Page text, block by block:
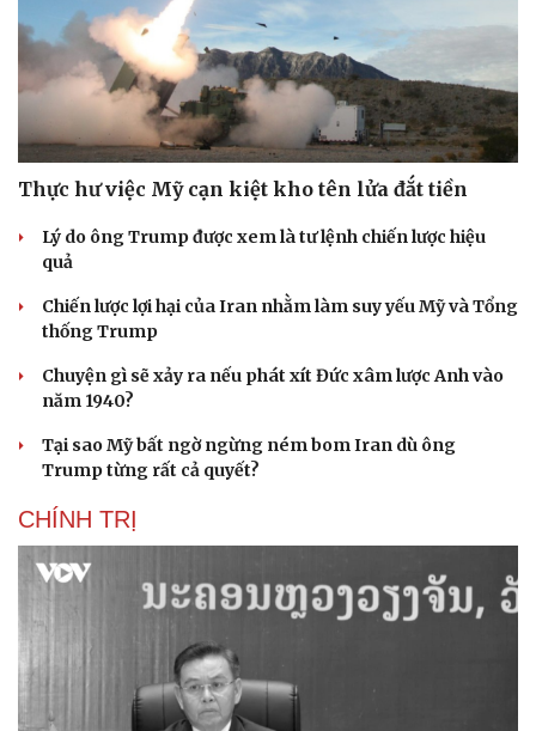
Thực hư việc Mỹ cạn kiệt kho tên lửa đắt tiền
Lý do ông Trump được xem là tư lệnh chiến lược hiệu
quả
Chiến lược lợi hại của Iran nhằm làm suy yếu Mỹ và Tổng
thống Trump
Chuyện gì sẽ xảy ra nếu phát xít Đức xâm lược Anh vào
năm 1940?
Tại sao Mỹ bất ngờ ngừng ném bom Iran dù ông
Trump từng rất cả quyết?
CHÍNH TRỊ